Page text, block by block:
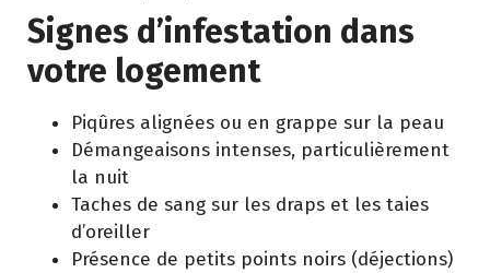
Signes d’infestation dans
votre logement
Piqûres alignées ou en grappe sur la peau
Démangeaisons intenses, particulièrement
la nuit
Taches de sang sur les draps et les taies
d’oreiller
Présence de petits points noirs (déjections)